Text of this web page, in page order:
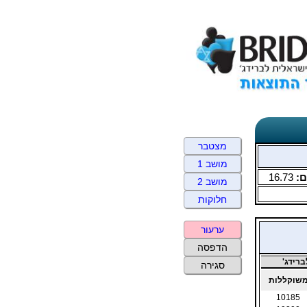
16.73
משוקללות
10185
מצטבר
מושב 1
מושב 2
חלוקות
ערעור
הדפסה
סגירה